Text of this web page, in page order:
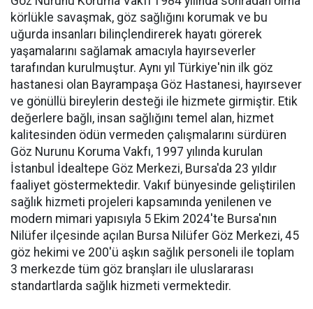
körlükle savaşmak, göz sağlığını korumak ve bu
uğurda insanları bilinçlendirerek hayatı görerek
yaşamalarını sağlamak amacıyla hayırseverler
tarafından kurulmuştur. Aynı yıl Türkiye'nin ilk göz
hastanesi olan Bayrampaşa Göz Hastanesi, hayırsever
ve gönüllü bireylerin desteği ile hizmete girmiştir. Etik
değerlere bağlı, insan sağlığını temel alan, hizmet
kalitesinden ödün vermeden çalışmalarını sürdüren
Göz Nurunu Koruma Vakfı, 1997 yılında kurulan
İstanbul İdealtepe Göz Merkezi, Bursa'da 23 yıldır
faaliyet göstermektedir. Vakıf bünyesinde geliştirilen
sağlık hizmeti projeleri kapsamında yenilenen ve
modern mimari yapısıyla 5 Ekim 2024'te Bursa'nın
Nilüfer ilçesinde açılan Bursa Nilüfer Göz Merkezi, 45
göz hekimi ve 200'ü aşkın sağlık personeli ile toplam
3 merkezde tüm göz branşları ile uluslararası
standartlarda sağlık hizmeti vermektedir.